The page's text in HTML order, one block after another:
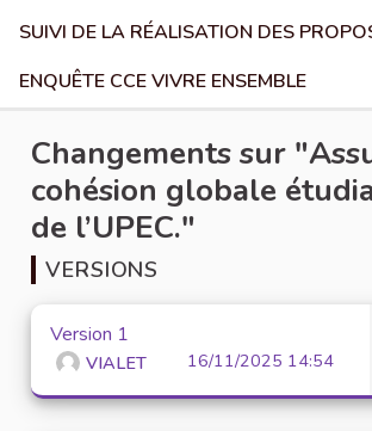
SUIVI DE LA RÉALISATION DES
ENQUÊTE CCE VIVRE ENSEMBLE
Changements sur
cohésion globale
de l’UPEC."
VERSIONS
Version 1
VIALET 16/11/2025 14:54